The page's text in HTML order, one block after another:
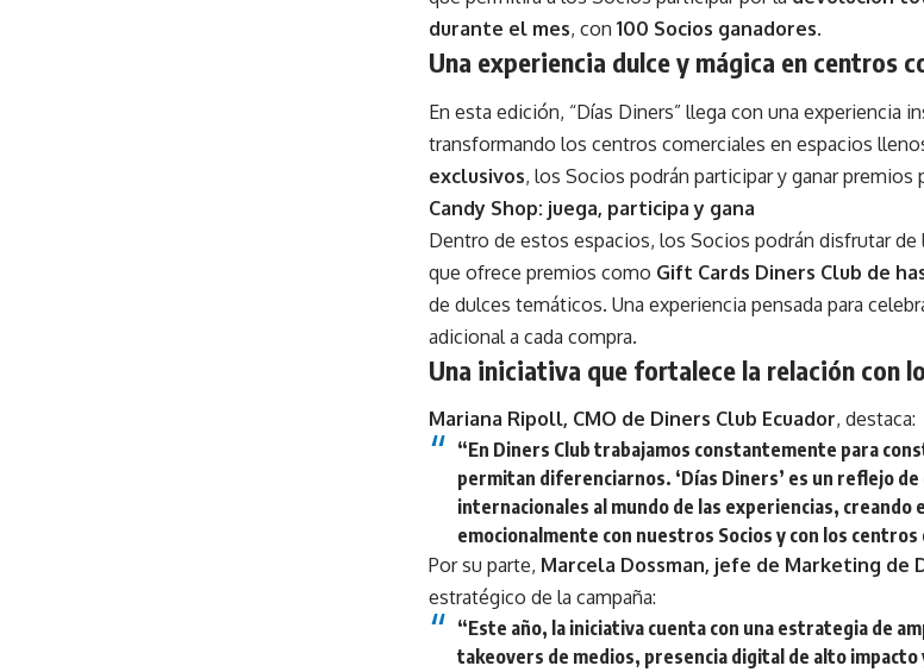
durante el mes, con 100 Socios ganadores.
Una experiencia dulce y mágica en centros
En esta edición, “Días Diners” llega con una experiencia
transformando los centros comerciales en espacios
exclusivos, los Socios podrán participar y ganar premios
Candy Shop: juega, participa y gana
Dentro de estos espacios, los Socios podrán disfrutar de
que ofrece premios como Gift Cards Diners Club de
de dulces temáticos. Una experiencia pensada para
adicional a cada compra.
Una iniciativa que fortalece la relación con
Mariana Ripoll, CMO de Diners Club Ecuador, destaca:
“En Diners Club trabajamos constantemente para
permitan diferenciarnos. ‘Días Diners’ es un reflejo
internacionales al mundo de las experiencias, creando
emocionalmente con nuestros Socios y con los centros
Por su parte, Marcela Dossman, jefe de Marketing de
estratégico de la campaña:
“Este año, la iniciativa cuenta con una estrategia de
takeovers de medios, presencia digital de alto impacto